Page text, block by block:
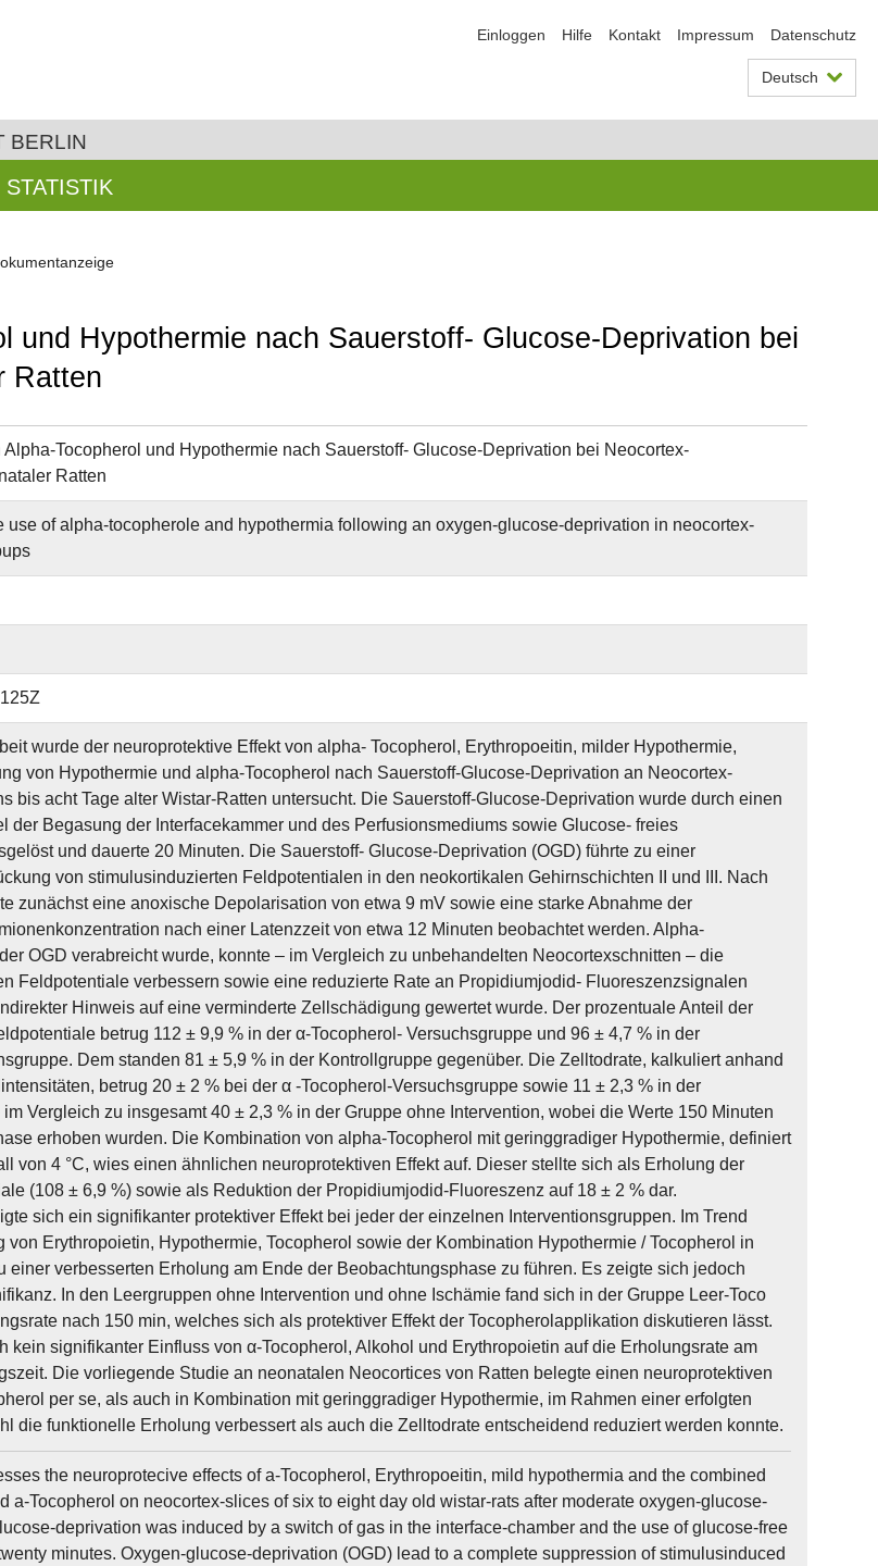
Einloggen Hilfe Kontakt Impressum Datenschutz
Deutsch
BERLIN
STATISTIK
und Hypothermie nach Sauerstoff- Glucose-Deprivation bei
Ratten
Tocopherol und Hypothermie nach Sauerstoff- Glucose-Deprivation bei Neocortex-
Ratten
use of alpha-tocopherole and hypothermia following an oxygen-glucose-deprivation in neocortex-
wurde der neuroprotektive Effekt von alpha- Tocopherol, Erythropoeitin, milder Hypothermie,
von Hypothermie und alpha-Tocopherol nach Sauerstoff-Glucose-Deprivation an Neocortex-
bis acht Tage alter Wistar-Ratten untersucht. Die Sauerstoff-Glucose-Deprivation wurde durch einen
der Begasung der Interfacekammer und des Perfusionsmediums sowie Glucose- freies
und dauerte 20 Minuten. Die Sauerstoff- Glucose-Deprivation (OGD) führte zu einer
von stimulusinduzierten Feldpotentialen in den neokortikalen Gehirnschichten II und III. Nach
zunächst eine anoxische Depolarisation von etwa 9 mV sowie eine starke Abnahme der
nach einer Latenzzeit von etwa 12 Minuten beobachtet werden. Alpha-
OGD verabreicht wurde, konnte – im Vergleich zu unbehandelten Neocortexschnitten – die
Feldpotentiale verbessern sowie eine reduzierte Rate an Propidiumjodid- Fluoreszenzsignalen
Hinweis auf eine verminderte Zellschädigung gewertet wurde. Der prozentuale Anteil der
betrug 112 ± 9,9 % in der α-Tocopherol- Versuchsgruppe und 96 ± 4,7 % in der
Dem standen 81 ± 5,9 % in der Kontrollgruppe gegenüber. Die Zelltodrate, kalkuliert anhand
betrug 20 ± 2 % bei der α -Tocopherol-Versuchsgruppe sowie 11 ± 2,3 % in der
Vergleich zu insgesamt 40 ± 2,3 % in der Gruppe ohne Intervention, wobei die Werte 150 Minuten
erhoben wurden. Die Kombination von alpha-Tocopherol mit geringgradiger Hypothermie, definiert
von 4 °C, wies einen ähnlichen neuroprotektiven Effekt auf. Dieser stellte sich als Erholung der
(108 ± 6,9 %) sowie als Reduktion der Propidiumjodid-Fluoreszenz auf 18 ± 2 % dar.
sich ein signifikanter protektiver Effekt bei jeder der einzelnen Interventionsgruppen. Im Trend
von Erythropoietin, Hypothermie, Tocopherol sowie der Kombination Hypothermie / Tocopherol in
einer verbesserten Erholung am Ende der Beobachtungsphase zu führen. Es zeigte sich jedoch
In den Leergruppen ohne Intervention und ohne Ischämie fand sich in der Gruppe Leer-Toco
nach 150 min, welches sich als protektiver Effekt der Tocopherolapplikation diskutieren lässt.
kein signifikanter Einfluss von α-Tocopherol, Alkohol und Erythropoietin auf die Erholungsrate am
Die vorliegende Studie an neonatalen Neocortices von Ratten belegte einen neuroprotektiven
per se, als auch in Kombination mit geringgradiger Hypothermie, im Rahmen einer erfolgten
die funktionelle Erholung verbessert als auch die Zelltodrate entscheidend reduziert werden konnte.
the neuroprotecive effects of a-Tocopherol, Erythropoeitin, mild hypothermia and the combined
a-Tocopherol on neocortex-slices of six to eight day old wistar-rats after moderate oxygen-glucose-
deprivation was induced by a switch of gas in the interface-chamber and the use of glucose-free
minutes. Oxygen-glucose-deprivation (OGD) lead to a complete suppression of stimulusinduced